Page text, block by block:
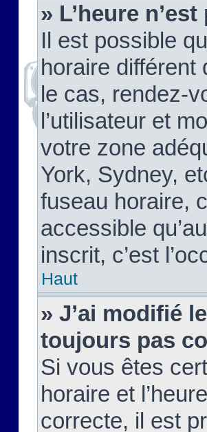
» L’heure
Il est possible
horaire différent
le cas, rendez-
l’utilisateur et
votre zone
York, Sydney,
fuseau horaire,
accessible
inscrit, c’est
Haut
» J’ai modifié
toujours pas
Si vous êtes
horaire et
correcte, il est